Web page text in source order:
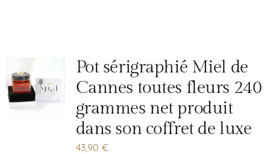
Pot sérigraphié Miel de
Cannes toutes fleurs 240
grammes net produit
dans son coffret de luxe
43,90 €